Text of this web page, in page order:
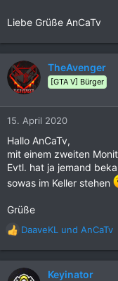
Liebe Grüße AnCaTv
TheAvenger
[GTA V] Bürger
15. April 2020
Hallo AnCaTv,
mit einem zweiten
Evtl. hat ja jemand
sowas im Keller stehen
Grüße
R
a
k
DaaveKL und AnCaTv
Keyinator